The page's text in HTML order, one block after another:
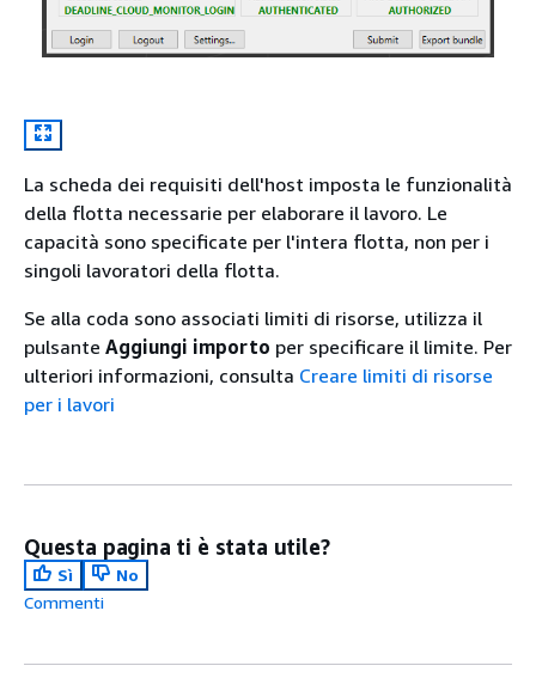
La scheda dei requisiti dell'host imposta le funzionalità
della flotta necessarie per elaborare il lavoro. Le
capacità sono specificate per l'intera flotta, non per i
singoli lavoratori della flotta.
Se alla coda sono associati limiti di risorse, utilizza il
pulsante Aggiungi importo per specificare il limite. Per
ulteriori informazioni, consulta Creare limiti di risorse
per i lavori
Questa pagina ti è stata utile?
Sì
No
Commenti